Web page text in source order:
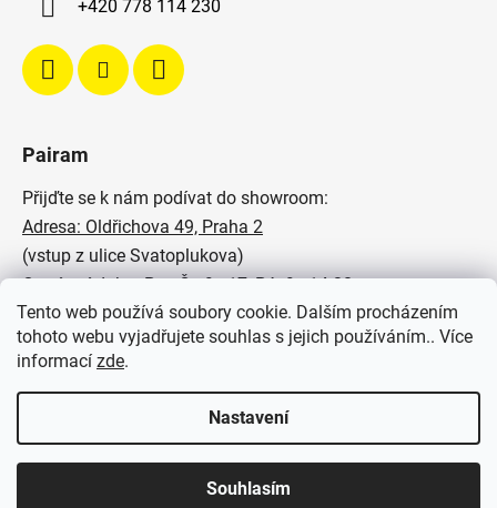
Tento web používá soubory cookie. Dalším procházením
tohoto webu vyjadřujete souhlas s jejich používáním.. Více
informací zde.
Nastavení
Souhlasím
+420 778 114 230
Pairam
Přijďte se k nám podívat do showroom:
Adresa: Oldřichova 49, Praha 2
(vstup z ulice Svatoplukova)
Otevírací doba: Po - Čt: 9 - 17, Pá: 9 - 14:30
Podívejte se na naše realizace:
SVĚTELNÉ STUDIO PAIRAM
Vytvořil Shoptet